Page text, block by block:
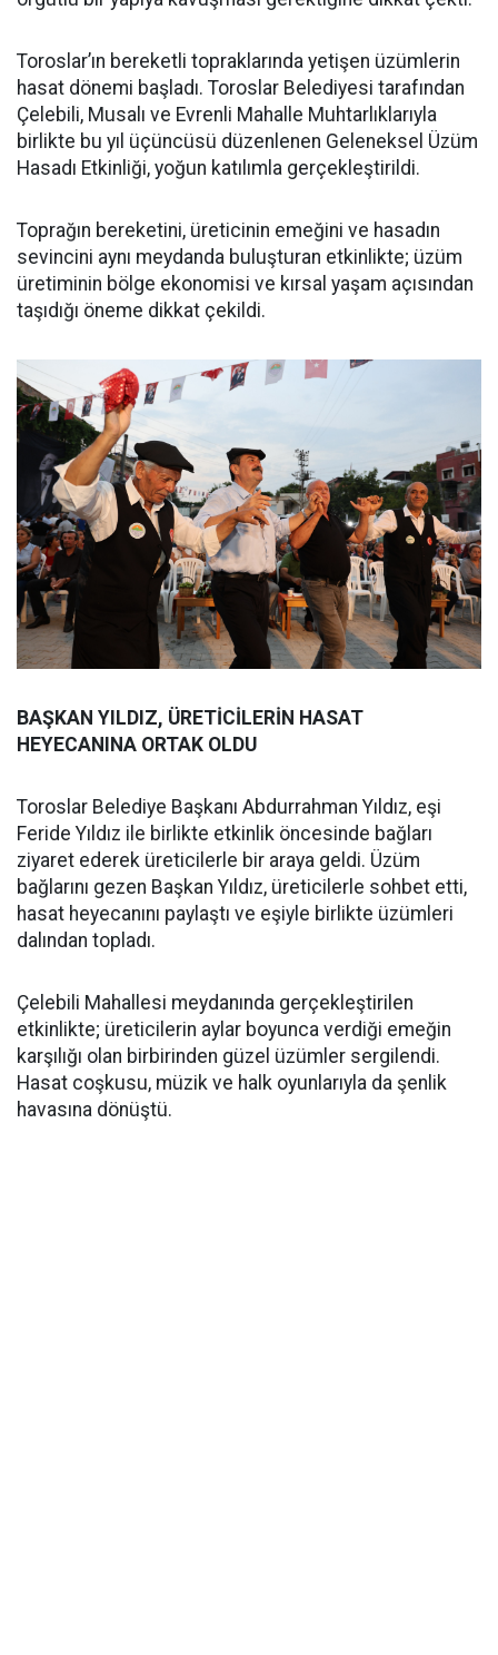
Toroslar’ın bereketli topraklarında yetişen üzümlerin
hasat dönemi başladı. Toroslar Belediyesi tarafından
Çelebili, Musalı ve Evrenli Mahalle Muhtarlıklarıyla
birlikte bu yıl üçüncüsü düzenlenen Geleneksel Üzüm
Hasadı Etkinliği, yoğun katılımla gerçekleştirildi.
Toprağın bereketini, üreticinin emeğini ve hasadın
sevincini aynı meydanda buluşturan etkinlikte; üzüm
üretiminin bölge ekonomisi ve kırsal yaşam açısından
taşıdığı öneme dikkat çekildi.
BAŞKAN YILDIZ, ÜRETİCİLERİN HASAT
HEYECANINA ORTAK OLDU
Toroslar Belediye Başkanı Abdurrahman Yıldız, eşi
Feride Yıldız ile birlikte etkinlik öncesinde bağları
ziyaret ederek üreticilerle bir araya geldi. Üzüm
bağlarını gezen Başkan Yıldız, üreticilerle sohbet etti,
hasat heyecanını paylaştı ve eşiyle birlikte üzümleri
dalından topladı.
Çelebili Mahallesi meydanında gerçekleştirilen
etkinlikte; üreticilerin aylar boyunca verdiği emeğin
karşılığı olan birbirinden güzel üzümler sergilendi.
Hasat coşkusu, müzik ve halk oyunlarıyla da şenlik
havasına dönüştü.